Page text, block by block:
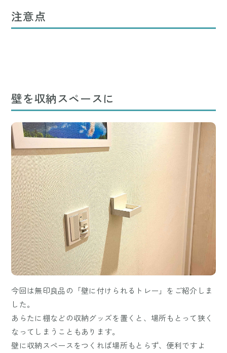
注意点
壁を収納スペースに
今回は無印良品の「壁に付けられるトレー」をご紹介しま
した。
あらたに棚などの収納グッズを置くと、場所もとって狭く
なってしまうこともあります。
壁に収納スペースをつくれば場所もとらず、便利ですよ